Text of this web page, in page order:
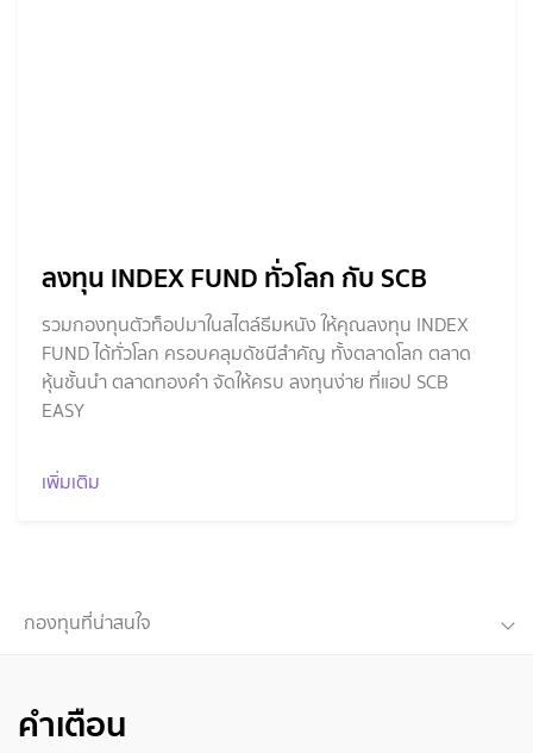
ลงทุน INDEX FUND ทั่วโลก กับ SCB
รวมกองทุนตัวท็อปมาในสไตล์ธีมหนัง ให้คุณลงทุน INDEX
FUND ได้ทั่วโลก ครอบคลุมดัชนีสำคัญ ทั้งตลาดโลก ตลาด
หุ้นชั้นนำ ตลาดทองคำ จัดให้ครบ ลงทุนง่าย ที่แอป SCB
EASY
เพิ่มเติม
กองทุนที่น่าสนใจ
คำเตือน